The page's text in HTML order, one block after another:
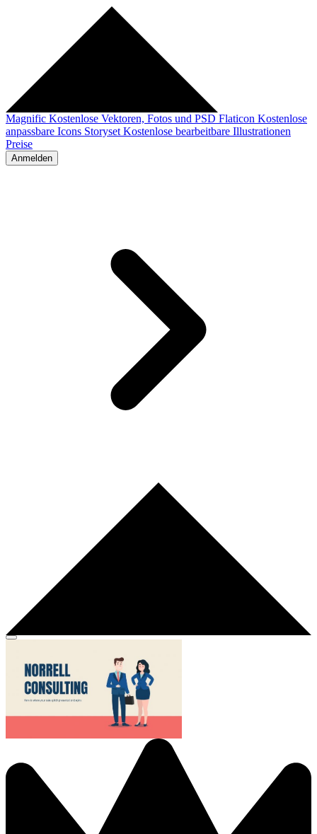
Magnific Kostenlose Vektoren, Fotos und PSD Flaticon Kostenlose
anpassbare Icons Storyset Kostenlose bearbeitbare Illustrationen
Preise
Anmelden